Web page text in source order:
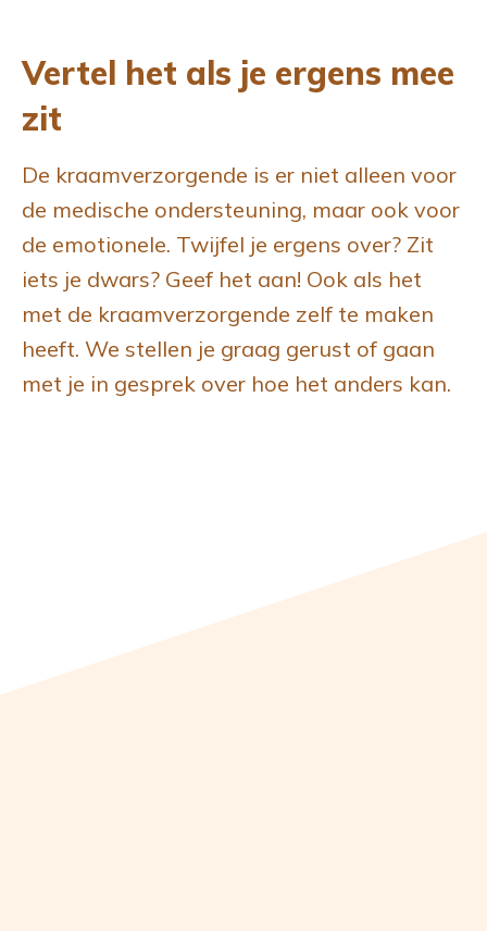
Vertel het als je ergens mee
zit
De kraamverzorgende is er niet alleen voor
de medische ondersteuning, maar ook voor
de emotionele. Twijfel je ergens over? Zit
iets je dwars? Geef het aan! Ook als het
met de kraamverzorgende zelf te maken
heeft. We stellen je graag gerust of gaan
met je in gesprek over hoe het anders kan.